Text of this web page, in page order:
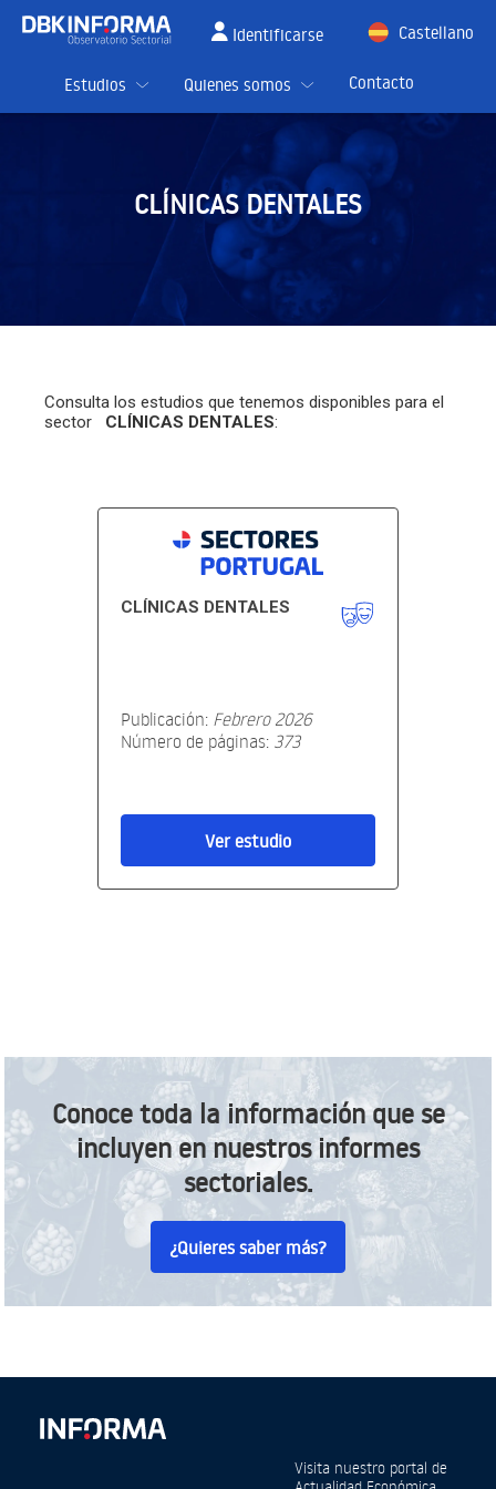
Identificarse
Castellano
Estudios
Quienes somos Contacto
CLÍNICAS DENTALES
Consulta los estudios que tenemos disponibles para el
sector CLÍNICAS DENTALES:
CLÍNICAS DENTALES
Publicación: Febrero 2026
Número de páginas: 373
Ver estudio
Conoce toda la información que se
incluyen en nuestros informes
sectoriales.
¿Quieres saber más?
Visita nuestro portal de